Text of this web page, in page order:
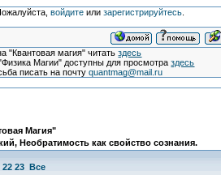
войдитеили зарегистрируйтесь.
"Квантовая магия" читатьздесь
Магии" доступны для просмотраздесь
писать на почтуquantmag@mail.ru
Магия"
Необратимость как свойство сознания.
22 23 Все